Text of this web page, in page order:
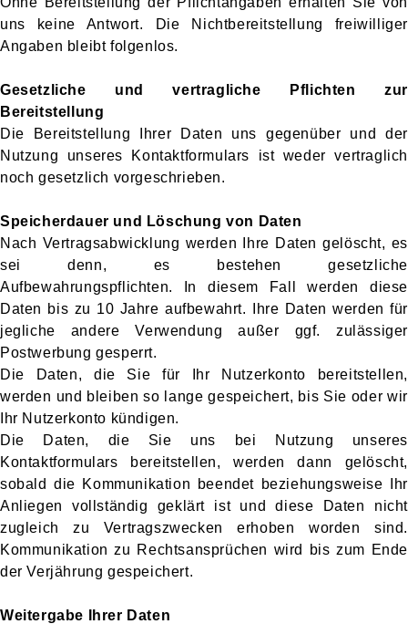
uns keine Antwort. Die Nichtbereitstellung freiwilliger
Angaben bleibt folgenlos.
Gesetzliche und vertragliche Pflichten zur
Bereitstellung
Die Bereitstellung Ihrer Daten uns gegenüber und der
Nutzung unseres Kontaktformulars ist weder vertraglich
noch gesetzlich vorgeschrieben.
Speicherdauer und Löschung von Daten
Nach Vertragsabwicklung werden Ihre Daten gelöscht, es
sei denn, es bestehen gesetzliche
Aufbewahrungspflichten. In diesem Fall werden diese
Daten bis zu 10 Jahre aufbewahrt. Ihre Daten werden für
jegliche andere Verwendung außer ggf. zulässiger
Postwerbung gesperrt.
Die Daten, die Sie für Ihr Nutzerkonto bereitstellen,
werden und bleiben so lange gespeichert, bis Sie oder wir
Ihr Nutzerkonto kündigen.
Die Daten, die Sie uns bei Nutzung unseres
Kontaktformulars bereitstellen, werden dann gelöscht,
sobald die Kommunikation beendet beziehungsweise Ihr
Anliegen vollständig geklärt ist und diese Daten nicht
zugleich zu Vertragszwecken erhoben worden sind.
Kommunikation zu Rechtsansprüchen wird bis zum Ende
der Verjährung gespeichert.
Weitergabe Ihrer Daten